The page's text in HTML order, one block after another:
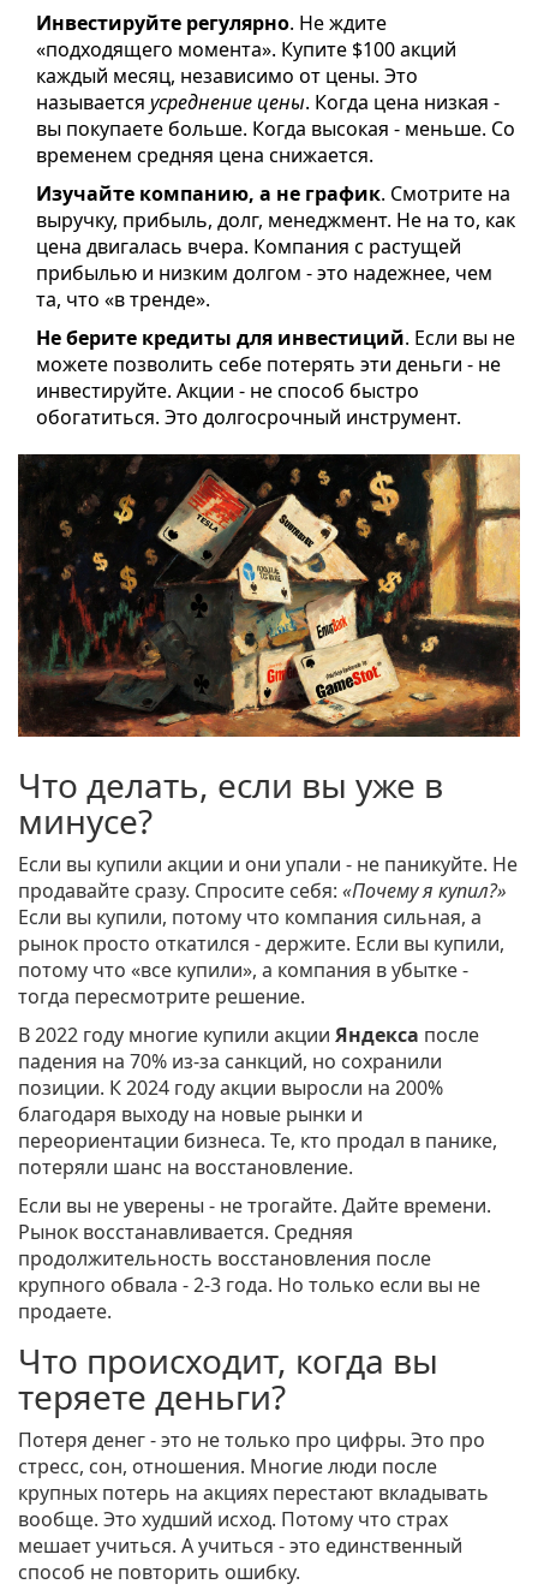
Инвестируйте регулярно. Не ждите
«подходящего момента». Купите $100 акций
каждый месяц, независимо от цены. Это
называется усреднение цены. Когда цена низкая -
вы покупаете больше. Когда высокая - меньше. Со
временем средняя цена снижается.
Изучайте компанию, а не график. Смотрите на
выручку, прибыль, долг, менеджмент. Не на то, как
цена двигалась вчера. Компания с растущей
прибылью и низким долгом - это надежнее, чем
та, что «в тренде».
Не берите кредиты для инвестиций. Если вы не
можете позволить себе потерять эти деньги - не
инвестируйте. Акции - не способ быстро
обогатиться. Это долгосрочный инструмент.
Что делать, если вы уже в
минусе?
Если вы купили акции и они упали - не паникуйте. Не
продавайте сразу. Спросите себя: «Почему я купил?»
Если вы купили, потому что компания сильная, а
рынок просто откатился - держите. Если вы купили,
потому что «все купили», а компания в убытке -
тогда пересмотрите решение.
В 2022 году многие купили акции Яндекса после
падения на 70% из-за санкций, но сохранили
позиции. К 2024 году акции выросли на 200%
благодаря выходу на новые рынки и
переориентации бизнеса. Те, кто продал в панике,
потеряли шанс на восстановление.
Если вы не уверены - не трогайте. Дайте времени.
Рынок восстанавливается. Средняя
продолжительность восстановления после
крупного обвала - 2-3 года. Но только если вы не
продаете.
Что происходит, когда вы
теряете деньги?
Потеря денег - это не только про цифры. Это про
стресс, сон, отношения. Многие люди после
крупных потерь на акциях перестают вкладывать
вообще. Это худший исход. Потому что страх
мешает учиться. А учиться - это единственный
способ не повторить ошибку.